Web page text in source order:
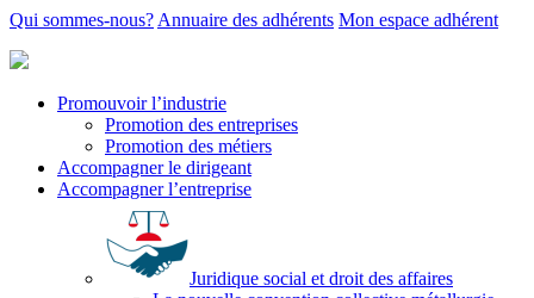
Qui sommes-nous? Annuaire des adhérents Mon espace adhérent
Promouvoir l’industrie
Promotion des entreprises
Promotion des métiers
Accompagner le dirigeant
Accompagner l’entreprise
Juridique social et droit des affaires